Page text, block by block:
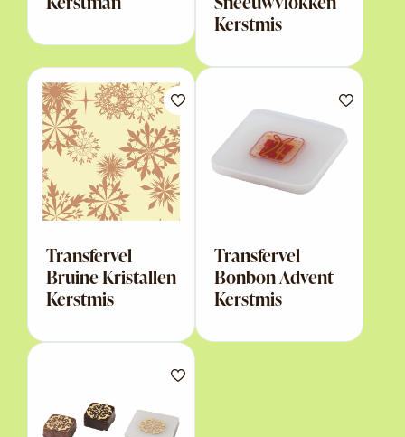
Kerstmis
Transfervel
Bruine Kristallen
Kerstmis
Transfervel
Bonbon Advent
Kerstmis